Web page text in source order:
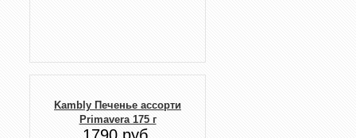
Kambly Печенье ассорти
Primavera 175 г